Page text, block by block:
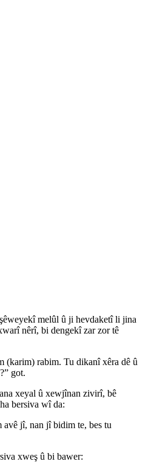
melûl û ji hevdaketî li jina
nêrî, bi dengekî zar zor tê
(karim) rabim. Tu dikanî xêra dê û
got.
xeyal û xewjînan zivirî, bê
bersiva wî da:
jî, nan jî bidim te, bes tu
xweş û bi bawer: